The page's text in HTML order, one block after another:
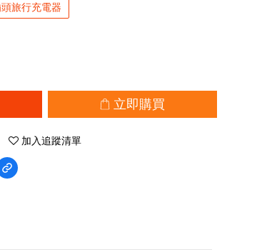
旅行充電器
立即購買
加入追蹤清單